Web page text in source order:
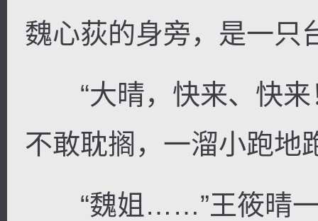
魏心荻的身旁，是一只
“大晴，快来、快来
不敢耽搁，一溜小跑地
“魏姐……”王筱晴一